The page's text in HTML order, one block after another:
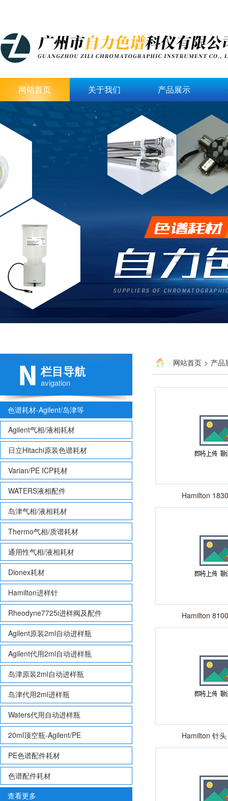
网站首页 关于我们 产品展示
栏目导航
avigation
色谱耗材-Agilent/岛津等
Agilent气相/液相耗材
日立Hitachi原装色谱耗材
Varian/PE ICP耗材
WATERS液相配件
岛津气相/液相耗材
Thermo气相/质谱耗材
通用性气相/液相耗材
Dionex耗材
Hamilton进样针
Rheodyne7725i进样阀及配件
Agilent原装2ml自动进样瓶
Agilent代用2ml自动进样瓶
岛津原装2ml自动进样瓶
岛津代用2ml进样瓶
Waters代用自动进样瓶
20ml顶空瓶-Agilent/PE
PE色谱配件耗材
色谱配件耗材
查看更多
网站首页 > 产品
Hamilton
Hamilton
Hamilton 针